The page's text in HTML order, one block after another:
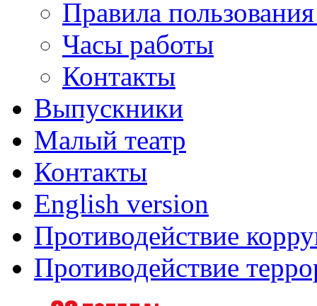
Правила
Часы работы
Контакты
Выпускники
Малый театр
Контакты
English version
Противодействие
Противодействие